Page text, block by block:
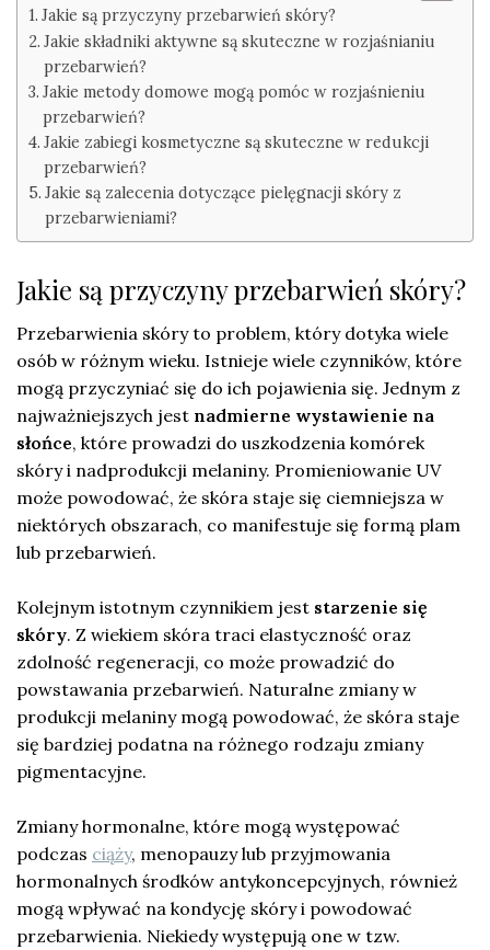
Jakie są przyczyny przebarwień skóry?
Jakie składniki aktywne są skuteczne w rozjaśnianiu
przebarwień?
Jakie metody domowe mogą pomóc w rozjaśnieniu
przebarwień?
Jakie zabiegi kosmetyczne są skuteczne w redukcji
przebarwień?
Jakie są zalecenia dotyczące pielęgnacji skóry z
przebarwieniami?
Jakie są przyczyny przebarwień skóry?
Przebarwienia skóry to problem, który dotyka wiele
osób w różnym wieku. Istnieje wiele czynników, które
mogą przyczyniać się do ich pojawienia się. Jednym z
najważniejszych jest nadmierne wystawienie na
słońce, które prowadzi do uszkodzenia komórek
skóry i nadprodukcji melaniny. Promieniowanie UV
może powodować, że skóra staje się ciemniejsza w
niektórych obszarach, co manifestuje się formą plam
lub przebarwień.
Kolejnym istotnym czynnikiem jest starzenie się
skóry. Z wiekiem skóra traci elastyczność oraz
zdolność regeneracji, co może prowadzić do
powstawania przebarwień. Naturalne zmiany w
produkcji melaniny mogą powodować, że skóra staje
się bardziej podatna na różnego rodzaju zmiany
pigmentacyjne.
Zmiany hormonalne, które mogą występować
podczas ciąży, menopauzy lub przyjmowania
hormonalnych środków antykoncepcyjnych, również
mogą wpływać na kondycję skóry i powodować
przebarwienia. Niekiedy występują one w tzw.